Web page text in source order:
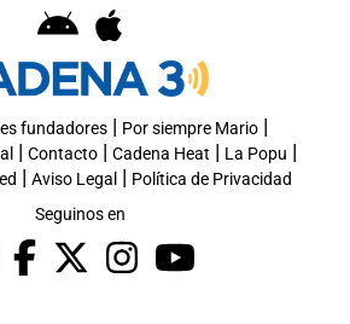
fundadores| Por siempre Mario|
| Contacto| Cadena Heat | La Popu |
| Aviso Legal | Política de Privacidad
Seguinos en